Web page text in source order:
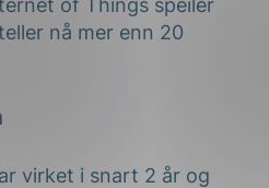
nå mer enn 20
virket i snart 2 år og